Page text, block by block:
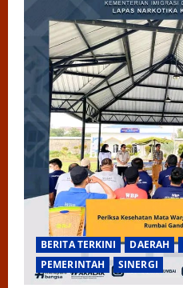
BERITA TERKINI DAERAH
PEMERINTAH
SINERGI